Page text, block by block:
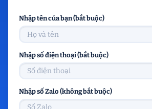
Nhập tên của bạn (bắt buộc)
Nhập số điện thoại (bắt buộc)
Nhập số Zalo (không bắt buộc)